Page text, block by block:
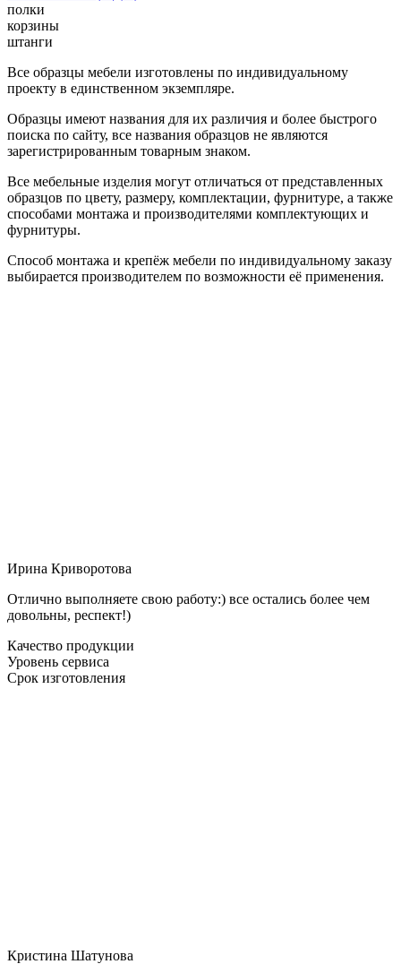
полки
корзины
штанги
Все образцы мебели изготовлены по индивидуальному
проекту в единственном экземпляре.
Образцы имеют названия для их различия и более быстрого
поиска по сайту, все названия образцов не являются
зарегистрированным товарным знаком.
Все мебельные изделия могут отличаться от представленных
образцов по цвету, размеру, комплектации, фурнитуре, а также
способами монтажа и производителями комплектующих и
фурнитуры.
Способ монтажа и крепёж мебели по индивидуальному заказу
выбирается производителем по возможности её применения.
Ирина Криворотова
Отлично выполняете свою работу:) все остались более чем
довольны, респект!)
Качество продукции
Уровень сервиса
Срок изготовления
Кристина Шатунова